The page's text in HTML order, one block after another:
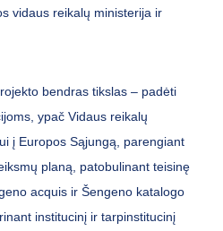
vidaus reikalų ministerija ir
bendras tikslas – padėti
ypač Vidaus reikalų
į Europos Sąjungą, parengiant
planą, patobulinant teisinę
acquis ir Šengeno katalogo
institucinį ir tarpinstitucinį